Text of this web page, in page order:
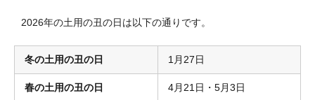
2026年の土用の丑の日は以下の通りです。
冬の土用の丑の日 1月27日
春の土用の丑の日 4月21日・5月3日